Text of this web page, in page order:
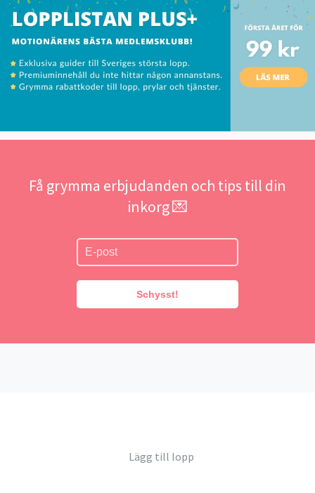
Få grymma erbjudanden och tips till din
inkorg 💌
Schysst!
Lägg till lopp